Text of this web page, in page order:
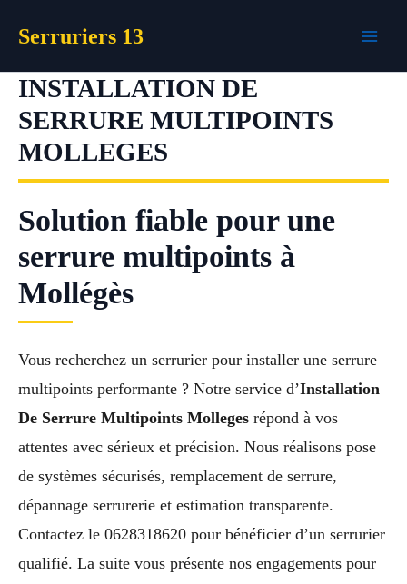
Serruriers 13
INSTALLATION DE
SERRURE MULTIPOINTS
MOLLEGES
Solution fiable pour une
serrure multipoints à
Mollégès
Vous recherchez un serrurier pour installer une serrure
multipoints performante ? Notre service d’Installation
De Serrure Multipoints Molleges répond à vos
attentes avec sérieux et précision. Nous réalisons pose
de systèmes sécurisés, remplacement de serrure,
dépannage serrurerie et estimation transparente.
Contactez le 0628318620 pour bénéficier d’un serrurier
qualifié. La suite vous présente nos engagements pour